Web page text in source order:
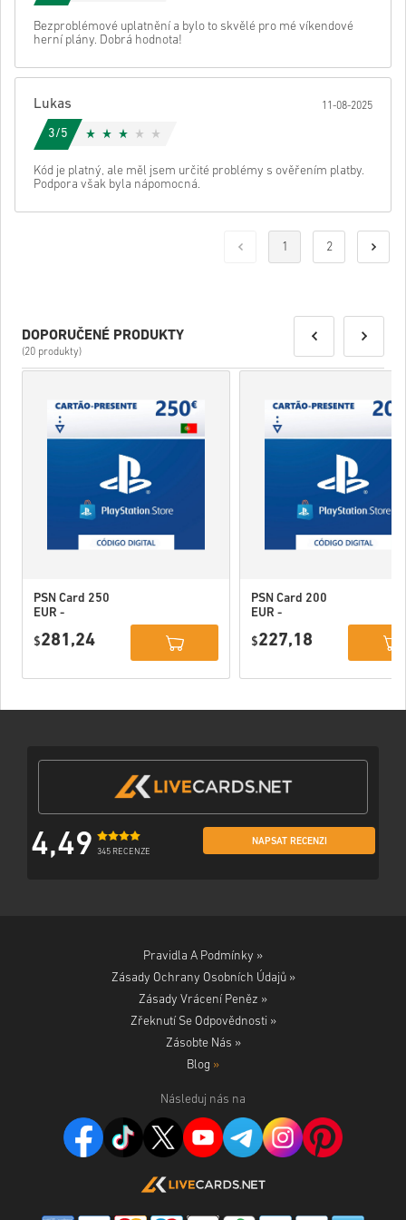
Bezproblémové uplatnění a bylo to skvělé pro mé víkendové
herní plány. Dobrá hodnota!
Lukas 11-08-2025
3/5
Kód je platný, ale měl jsem určité problémy s ověřením platby.
Podpora však byla nápomocná.
1 2
DOPORUČENÉ PRODUKTY
(20 produkty)
PSN Card 250
EUR -
Network
$281,24
PSN Card 200
EUR -
Network
$227,18
4,49 345 RECENZE
NAPSAT RECENZI
Pravidla A Podmínky »
Zásady Ochrany Osobních Údajů »
Zásady Vrácení Peněz »
Zřeknutí Se Odpovědnosti »
Zásobte Nás »
Blog »
Následuj nás na